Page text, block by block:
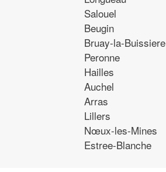
Salouel
Beugin
Bruay-la-Buissiere
Peronne
Hailles
Auchel
Arras
Lillers
Nœux-les-Mines
Estree-Blanche